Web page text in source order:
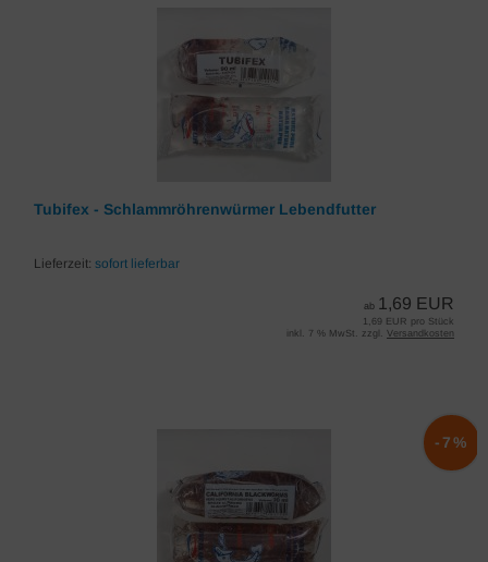
Tubifex - Schlammröhrenwürmer Lebendfutter
Lieferzeit: sofort lieferbar
ab 1,69 EUR
1,69 EUR pro Stück
inkl. 7 % MwSt. zzgl. Versandkosten
-7%